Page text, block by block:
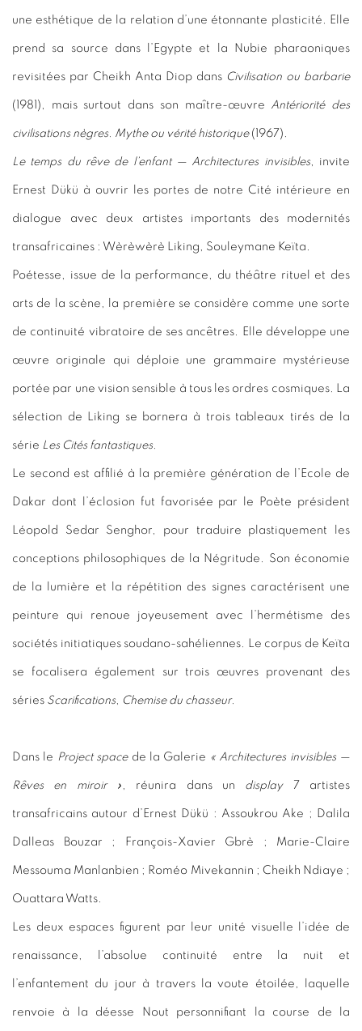
une esthétique de la relation d’une étonnante plasticité. Elle
prend sa source dans l’Egypte et la Nubie pharaoniques
revisitées par Cheikh Anta Diop dans Civilisation ou barbarie
(1981), mais surtout dans son maître-œuvre Antériorité des
civilisations nègres. Mythe ou vérité historique(1967).
Le temps du rêve de l’enfant — Architectures invisibles, invite
Ernest Dükü à ouvrir les portes de notre Cité intérieure en
dialogue avec deux artistes importants des modernités
transafricaines : Wèrèwèrè Liking, Souleymane Keïta.
Poétesse, issue de la performance, du théâtre rituel et des
arts de la scène, la première se considère comme une sorte
de continuité vibratoire de ses ancêtres. Elle développe une
œuvre originale qui déploie une grammaire mystérieuse
portée par une vision sensible à tous les ordres cosmiques. La
sélection de Liking se bornera à trois tableaux tirés de la
série Les Cités fantastiques.
Le second est affilié à la première génération de l’Ecole de
Dakar dont l’éclosion fut favorisée par le Poète président
Léopold Sedar Senghor, pour traduire plastiquement les
conceptions philosophiques de la Négritude. Son économie
de la lumière et la répétition des signes caractérisent une
peinture qui renoue joyeusement avec l’hermétisme des
sociétés initiatiques soudano-sahéliennes. Le corpus de Keïta
se focalisera également sur trois œuvres provenant des
séries Scarifications, Chemise du chasseur.
Dans le Project spacede la Galerie « Architectures invisibles —
Rêves en miroir » , réunira dans un display7 artistes
transafricains autour d’Ernest Dükü : Assoukrou Ake ; Dalila
Dalleas Bouzar ; François-Xavier Gbrè ; Marie-Claire
Messouma Manlanbien ; Roméo Mivekannin ; Cheikh Ndiaye ;
Ouattara Watts.
Les deux espaces figurent par leur unité visuelle l’idée de
renaissance, l’absolue continuité entre la nuit et
l’enfantement du jour à travers la voute étoilée, laquelle
renvoie à la déesse Nout personnifiant la course de la